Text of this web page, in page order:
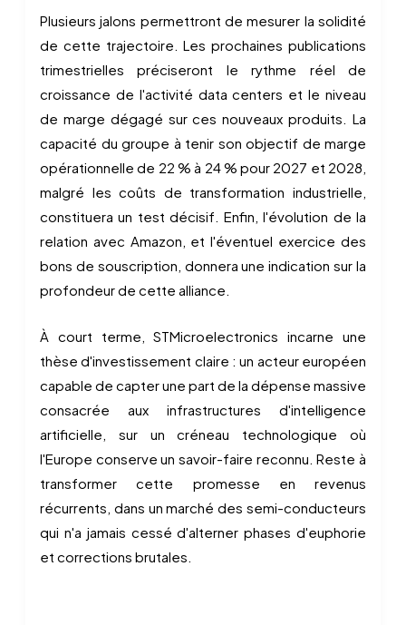
Plusieurs jalons permettront de mesurer la solidité
de cette trajectoire. Les prochaines publications
trimestrielles préciseront le rythme réel de
croissance de l'activité data centers et le niveau
de marge dégagé sur ces nouveaux produits. La
capacité du groupe à tenir son objectif de marge
opérationnelle de 22 % à 24 % pour 2027 et 2028,
malgré les coûts de transformation industrielle,
constituera un test décisif. Enfin, l'évolution de la
relation avec Amazon, et l'éventuel exercice des
bons de souscription, donnera une indication sur la
profondeur de cette alliance.
À court terme, STMicroelectronics incarne une
thèse d'investissement claire : un acteur européen
capable de capter une part de la dépense massive
consacrée aux infrastructures d'intelligence
artificielle, sur un créneau technologique où
l'Europe conserve un savoir-faire reconnu. Reste à
transformer cette promesse en revenus
récurrents, dans un marché des semi-conducteurs
qui n'a jamais cessé d'alterner phases d'euphorie
et corrections brutales.